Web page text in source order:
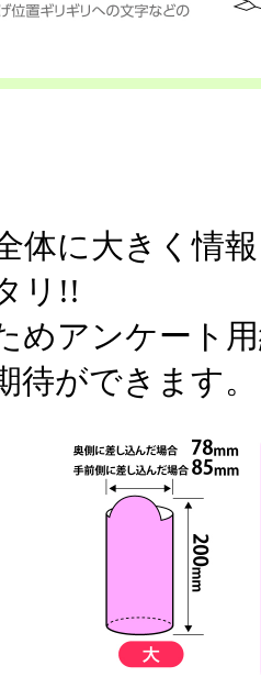
体に大きく情
リ!!
めアンケート
待ができます。